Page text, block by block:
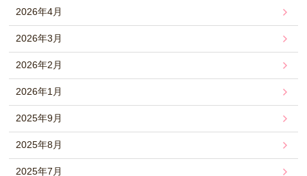
2026年4月
2026年3月
2026年2月
2026年1月
2025年9月
2025年8月
2025年7月